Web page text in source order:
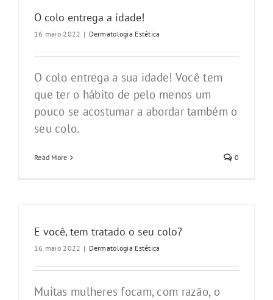
O colo entrega a idade!
16 maio 2022 | Dermatologia Estética
O colo entrega a sua idade! Você tem
que ter o hábito de pelo menos um
pouco se acostumar a abordar também o
seu colo.
Read More 0
E você, tem tratado o seu colo?
16 maio 2022 | Dermatologia Estética
Muitas mulheres focam, com razão, o